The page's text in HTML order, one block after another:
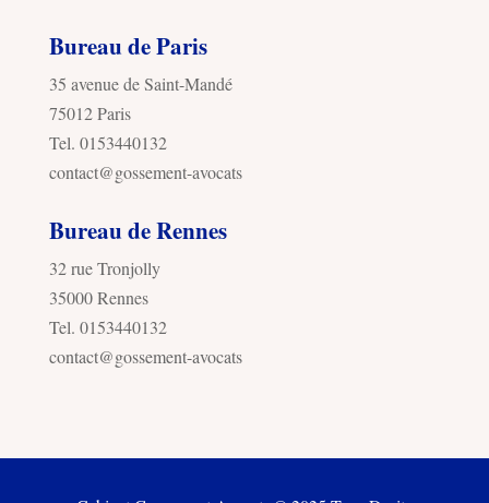
Bureau de Paris
35 avenue de Saint-Mandé
75012 Paris
Tel. 0153440132
contact@gossement-avocats
Bureau de Rennes
32 rue Tronjolly
35000 Rennes
Tel. 0153440132
contact@gossement-avocats